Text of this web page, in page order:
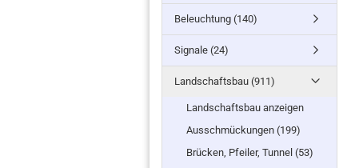
Beleuchtung (140)
Signale (24)
Landschaftsbau (911)
Landschaftsbau anzeigen
Ausschmückungen (199)
Brücken, Pfeiler, Tunnel (53)